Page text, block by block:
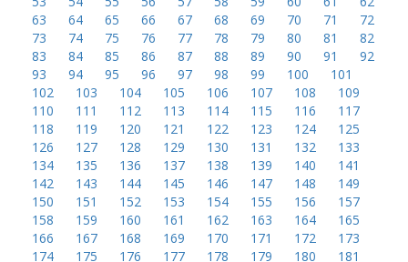
63
64 65 66 67 68 69 70 71
72
73
74 75 76 77 78 79 80 81
82
83
84 85 86 87 88 89 90 91
92
93
94 95 96 97 98 99 100
101
102
103 104 105 106 107 108
109
110
111 112 113 114 115 116
117
118
119 120 121 122 123 124
125
126
127 128 129 130 131 132
133
134
135 136 137 138 139 140
141
142
143 144 145 146 147 148
149
150
151 152 153 154 155 156
157
158
159 160 161 162 163 164
165
166
167 168 169 170 171 172
173
174
175 176 177 178 179 180
181